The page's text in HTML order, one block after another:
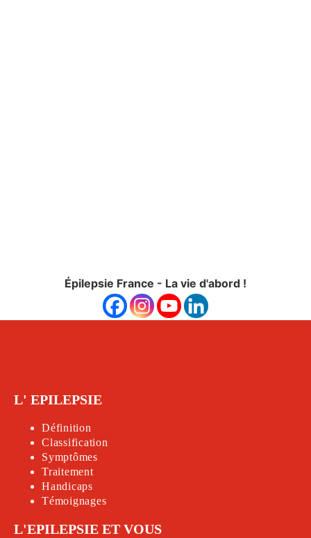
Épilepsie France - La vie d'abord !
L' EPILEPSIE
Définition
Classification
Symptômes
Traitement
Handicaps
Témoignages
L'EPILEPSIE ET VOUS